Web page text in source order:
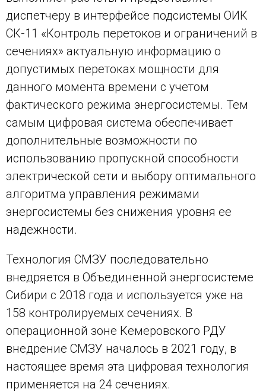
диспетчеру в интерфейсе подсистемы ОИК
СК-11 «Контроль перетоков и ограничений в
сечениях» актуальную информацию о
допустимых перетоках мощности для
данного момента времени с учетом
фактического режима энергосистемы. Тем
самым цифровая система обеспечивает
дополнительные возможности по
использованию пропускной способности
электрической сети и выбору оптимального
алгоритма управления режимами
энергосистемы без снижения уровня ее
надежности.
Технология СМЗУ последовательно
внедряется в Объединенной энергосистеме
Сибири с 2018 года и используется уже на
158 контролируемых сечениях. В
операционной зоне Кемеровского РДУ
внедрение СМЗУ началось в 2021 году, в
настоящее время эта цифровая технология
применяется на 24 сечениях.